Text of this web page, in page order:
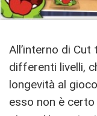
All’interno di
differenti livelli,
longevità al
esso non è